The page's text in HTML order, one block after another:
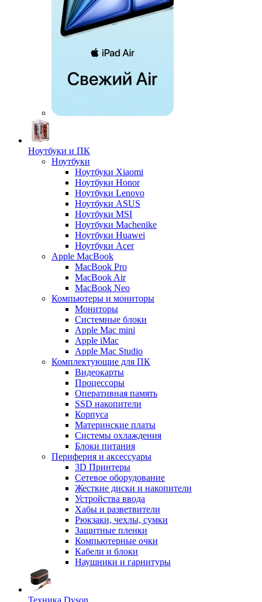
Ноутбуки и ПК
Ноутбуки
Ноутбуки Xiaomi
Ноутбуки Honor
Ноутбуки Lenovo
Ноутбуки ASUS
Ноутбуки MSI
Ноутбуки Machenike
Ноутбуки Huawei
Ноутбуки Acer
Apple MacBook
MacBook Pro
MacBook Air
MacBook Neo
Компьютеры и мониторы
Мониторы
Системные блоки
Apple Mac mini
Apple iMac
Apple Mac Studio
Комплектующие для ПК
Видеокарты
Процессоры
Оперативная память
SSD накопители
Корпуса
Материнские платы
Системы охлаждения
Блоки питания
Периферия и аксессуары
3D Принтеры
Сетевое оборудование
Жесткие диски и накопители
Устройства ввода
Хабы и разветвители
Рюкзаки, чехлы, сумки
Защитные пленки
Компьютерные очки
Кабели и блоки
Наушники и гарнитуры
Техника Dyson